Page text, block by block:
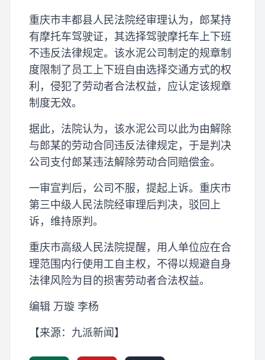
重庆市丰都县人民法院经审理认为，郎某持
有摩托车驾驶证，其选择驾驶摩托车上下班
不违反法律规定。该水泥公司制定的规章制
度限制了员工上下班自由选择交通方式的权
利，侵犯了劳动者合法权益，应认定该规章
制度无效。
据此，法院认为，该水泥公司以此为由解除
与郎某的劳动合同违反法律规定，于是判决
公司支付郎某违法解除劳动合同赔偿金。
一审宣判后，公司不服，提起上诉。重庆市
第三中级人民法院经审理后判决，驳回上
诉，维持原判。
重庆市高级人民法院提醒，用人单位应在合
理范围内行使用工自主权，不得以规避自身
法律风险为目的损害劳动者合法权益。
编辑 万璇 李杨
【来源：九派新闻】